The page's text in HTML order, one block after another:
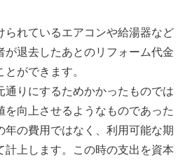
られているエアコンや給湯器など
が退去したあとのリフォーム代金
ができます。
通りにするためかかったものでは
を向上させるようなものであった
年の費用ではなく、利用可能な期
計上します。この時の支出を資本